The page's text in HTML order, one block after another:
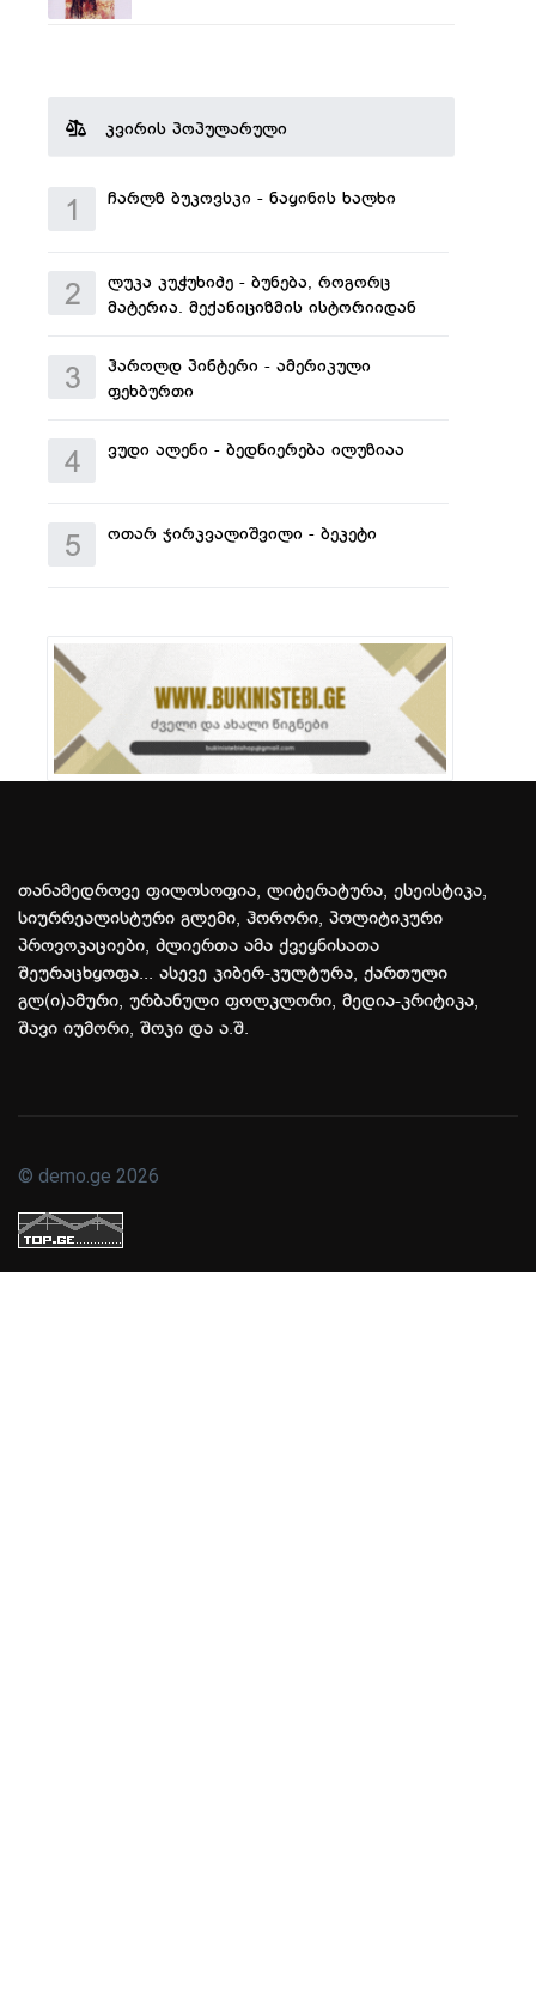
კვირის პოპულარული
1 ჩარლზ ბუკოვსკი - ნაყინის ხალხი
2
ლუკა კუჭუხიძე - ბუნება, როგორც
მატერია. მექანიციზმის ისტორიიდან
3
ჰაროლდ პინტერი - ამერიკული
ფეხბურთი
4 ვუდი ალენი - ბედნიერება ილუზიაა
5 ოთარ ჯირკვალიშვილი - ბეკეტი
თანამედროვე ფილოსოფია, ლიტერატურა, ესეისტიკა,
სიურრეალისტური გლემი, ჰორორი, პოლიტიკური
პროვოკაციები, ძლიერთა ამა ქვეყნისათა
შეურაცხყოფა... ასევე კიბერ-კულტურა, ქართული
გლ(ი)ამური, ურბანული ფოლკლორი, მედია-კრიტიკა,
შავი იუმორი, შოკი და ა.შ.
© demo.ge 2026